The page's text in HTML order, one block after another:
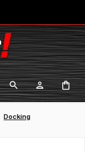
Docking